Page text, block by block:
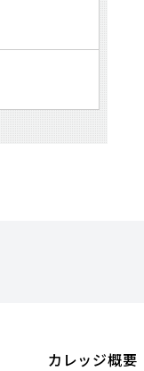
カレッジ概要